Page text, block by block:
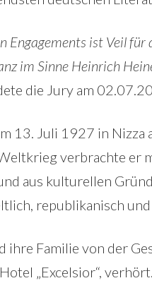
Engagements ist Veil
im Sinne Heinrich
die Jury am
13. Juli 1927 in
verbrachte er
aus kulturellen
republikanisch
ihre Familie von der
„Excelsior“,